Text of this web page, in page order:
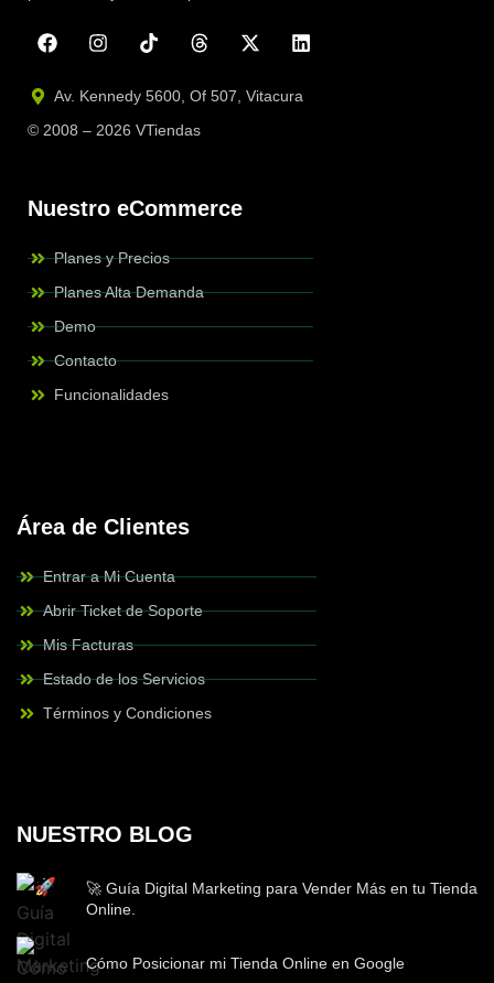
Av. Kennedy 5600, Of 507, Vitacura
© 2008 – 2026 VTiendas
Nuestro eCommerce
Planes y Precios
Planes Alta Demanda
Demo
Contacto
Funcionalidades
Área de Clientes
Entrar a Mi Cuenta
Abrir Ticket de Soporte
Mis Facturas
Estado de los Servicios
Términos y Condiciones
NUESTRO BLOG
🚀 Guía Digital Marketing para Vender Más en tu Tienda
Online.
Cómo Posicionar mi Tienda Online en Google